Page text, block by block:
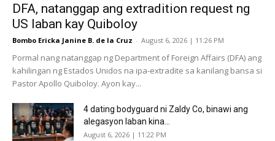
DFA, natanggap ang extradition request ng
US laban kay Quiboloy
Bombo Ericka Janine B. de la Cruz - August 6, 2026 | 11:26 PM
Pormal nang natanggap ng Department of Foreign Affairs (DFA) ang
kahilingan ng Estados Unidos na ipa-extradite sa kanilang bansa si
Pastor Apollo Quiboloy. Ayon kay...
4 dating bodyguard ni Zaldy Co, binawi ang
alegasyon laban kina...
August 6, 2026 | 11:22 PM